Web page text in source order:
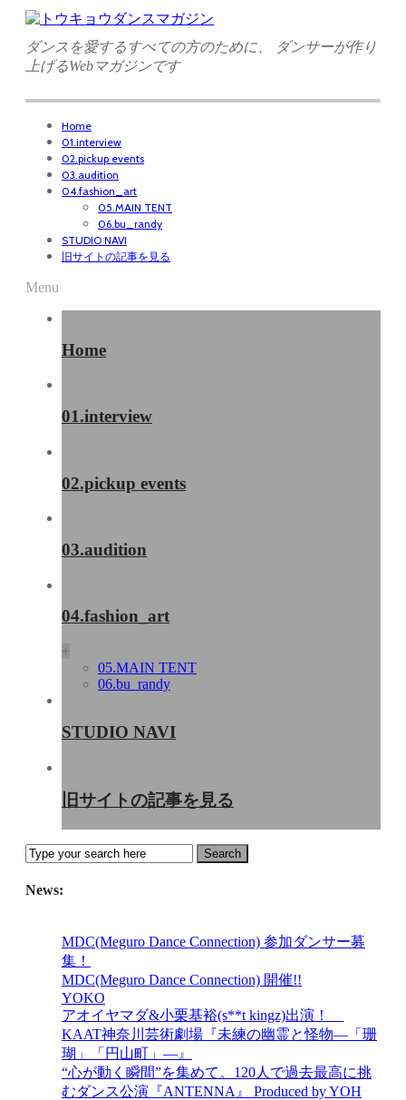
ダンスを愛するすべての方のために、 ダンサーが作り
上げるWebマガジンです
Home
01.interview
02.pickup events
03.audition
04.fashion_art
05.MAIN TENT
06.bu_randy
STUDIO NAVI
旧サイトの記事を見る
Menu
Home
01.interview
02.pickup events
03.audition
04.fashion_art
+
05.MAIN TENT
06.bu_randy
STUDIO NAVI
旧サイトの記事を見る
News:
MDC(Meguro Dance Connection) 参加ダンサー募
集！
MDC(Meguro Dance Connection) 開催!!
YOKO
アオイヤマダ&小栗基裕(s**t kingz)出演！
KAAT神奈川芸術劇場『未練の幽霊と怪物―「珊
瑚」「円山町」―』
“心が動く瞬間”を集めて。120人で過去最高に挑
むダンス公演『ANTENNA』 Produced by YOH